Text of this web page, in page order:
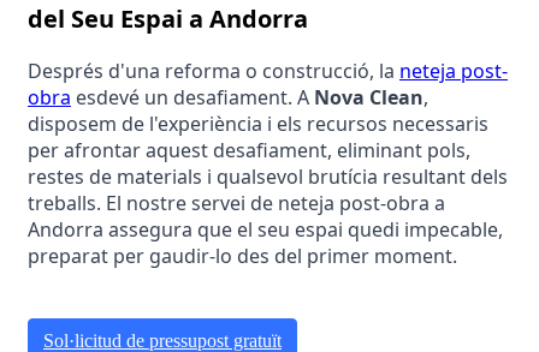
del Seu Espai a Andorra
Després d'una reforma o construcció, la neteja post-
obra esdevé un desafiament. A Nova Clean,
disposem de l'experiència i els recursos necessaris
per afrontar aquest desafiament, eliminant pols,
restes de materials i qualsevol brutícia resultant dels
treballs. El nostre servei de neteja post-obra a
Andorra assegura que el seu espai quedi impecable,
preparat per gaudir-lo des del primer moment.
Sol·licitud de pressupost gratuït